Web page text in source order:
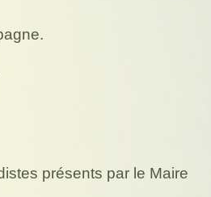
présents par le Maire